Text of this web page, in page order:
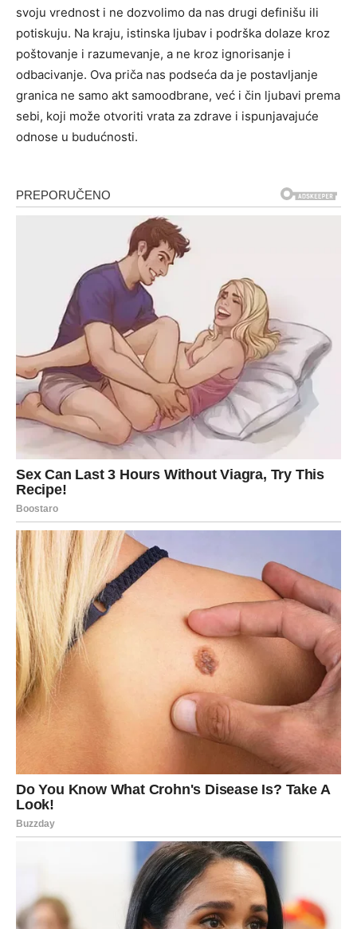
svoju vrednost i ne dozvolimo da nas drugi definišu ili
potiskuju. Na kraju, istinska ljubav i podrška dolaze kroz
poštovanje i razumevanje, a ne kroz ignorisanje i
odbacivanje. Ova priča nas podseća da je postavljanje
granica ne samo akt samoodbrane, već i čin ljubavi prema
sebi, koji može otvoriti vrata za zdrave i ispunjavajuće
odnose u budućnosti.